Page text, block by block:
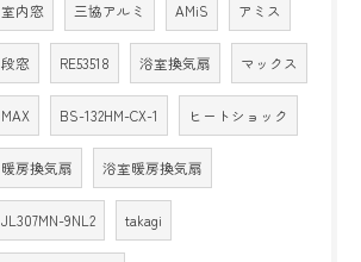
室内窓 三協アルミ AMiS アミス
段窓 RE53518 浴室換気扇 マックス
MAX BS-132HM-CX-1 ヒートショック
暖房換気扇 浴室暖房換気扇
JL307MN-9NL2 takagi